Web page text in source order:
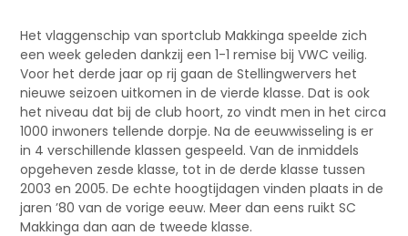
Het vlaggenschip van sportclub Makkinga speelde zich
een week geleden dankzij een 1-1 remise bij VWC veilig.
Voor het derde jaar op rij gaan de Stellingwervers het
nieuwe seizoen uitkomen in de vierde klasse. Dat is ook
het niveau dat bij de club hoort, zo vindt men in het circa
1000 inwoners tellende dorpje. Na de eeuwwisseling is er
in 4 verschillende klassen gespeeld. Van de inmiddels
opgeheven zesde klasse, tot in de derde klasse tussen
2003en 2005. De echte hoogtijdagen vinden plaats in de
jaren ’80 van de vorige eeuw. Meer dan eens ruikt SC
Makkinga dan aan de tweede klasse.